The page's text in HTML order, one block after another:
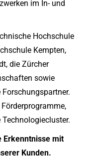
im In- und
Hochschule
Kempten,
die Zürcher
sowie
Erkenntnisse mit
Kunden.